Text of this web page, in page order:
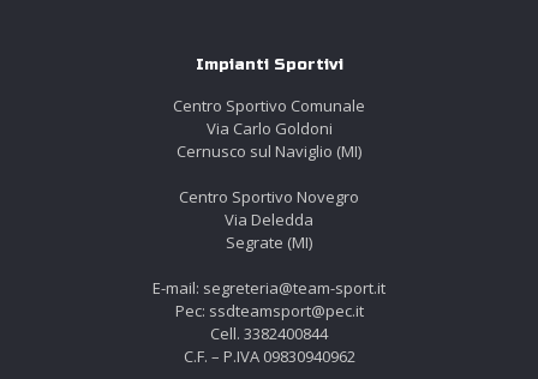
Impianti Sportivi
Centro Sportivo Comunale
Via Carlo Goldoni
Cernusco sul Naviglio (MI)
Centro Sportivo Novegro
Via Deledda
Segrate (MI)
E-mail: segreteria@team-sport.it
Pec: ssdteamsport@pec.it
Cell. 3382400844
C.F. – P.IVA 09830940962